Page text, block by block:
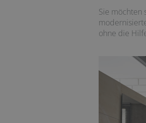
Sie möchten
ohne die